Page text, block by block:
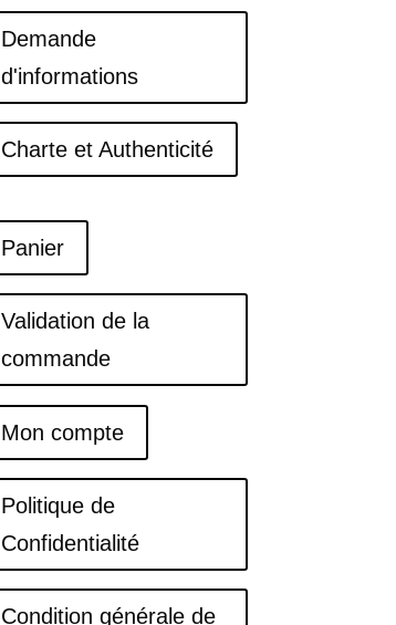
Demande
d'informations
Charte et Authenticité
Panier
Validation de la
commande
Mon compte
Politique de
Confidentialité
Condition générale de